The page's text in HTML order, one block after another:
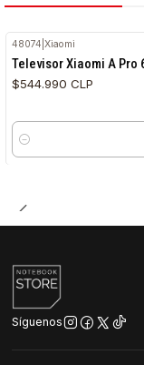
48074 |Xiaomi
Televisor Xiaomi A Pro
$544.990 CLP
Cantidad
Síguenos